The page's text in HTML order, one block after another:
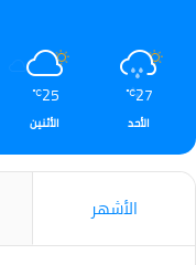
27
℃
الأحد
25
℃
الأثنين
الأشهر